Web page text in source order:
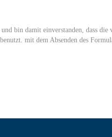
bin damit einverstanden, dass
mit dem Absenden des